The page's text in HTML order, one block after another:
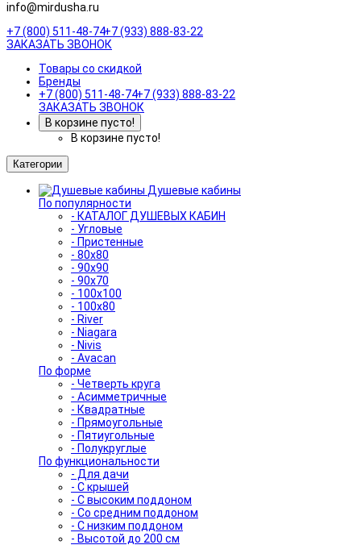
info@mirdusha.ru
+7 (800) 511-48-74+7 (933) 888-83-22
ЗАКАЗАТЬ ЗВОНОК
Товары со скидкой
Бренды
+7 (800) 511-48-74+7 (933) 888-83-22
ЗАКАЗАТЬ ЗВОНОК
В корзине пусто!
В корзине пусто!
Категории
Душевые кабины
По популярности
- КАТАЛОГ ДУШЕВЫХ КАБИН
- Угловые
- Пристенные
- 80x80
- 90x90
- 90x70
- 100x100
- 100x80
- River
- Niagara
- Nivis
- Avacan
По форме
- Четверть круга
- Асимметричные
- Квадратные
- Прямоугольные
- Пятиугольные
- Полукруглые
По функциональности
- Для дачи
- С крышей
- С высоким поддоном
- Со средним поддоном
- С низким поддоном
- Высотой до 200 см